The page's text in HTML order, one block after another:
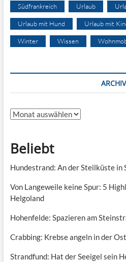
Südfrankreich Urlaub
Urlaub mit Hund Urlaub mit
Winter Wissen
ARCHIV
Archiv
Beliebt
Hundestrand: An der Steilküste in
Von Langeweile keine Spur: 5
Helgoland
Hohenfelde: Spazieren am
Crabbing: Krebse angeln in der
Strandfund: Hat der Seeigel sein